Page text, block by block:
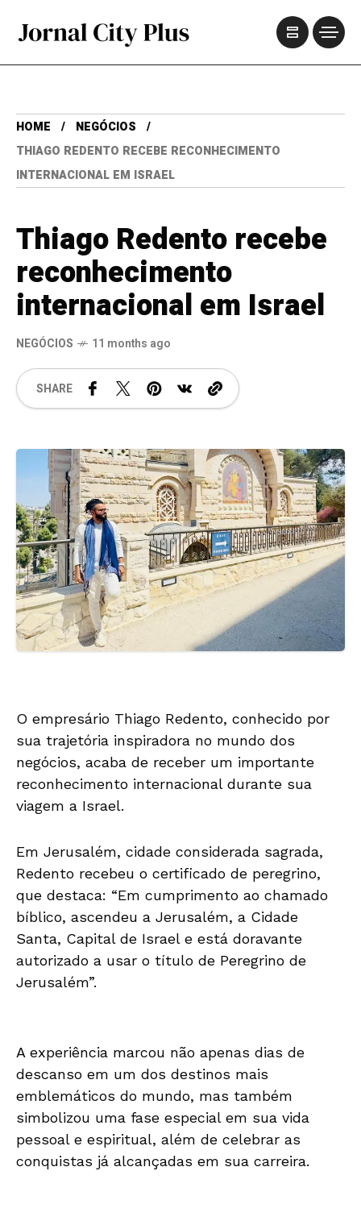
HOME
NEGÓCIOS
THIAGO REDENTO RECEBE RECONHECIMENTO
INTERNACIONAL EM ISRAEL
Thiago Redento recebe
reconhecimento
internacional em Israel
NEGÓCIOS 11 months ago
SHARE
O empresário Thiago Redento, conhecido por
sua trajetória inspiradora no mundo dos
negócios, acaba de receber um importante
reconhecimento internacional durante sua
viagem a Israel.
Em Jerusalém, cidade considerada sagrada,
Redento recebeu o certificado de peregrino,
que destaca: “Em cumprimento ao chamado
bíblico, ascendeu a Jerusalém, a Cidade
Santa, Capital de Israel e está doravante
autorizado a usar o título de Peregrino de
Jerusalém”.
A experiência marcou não apenas dias de
descanso em um dos destinos mais
emblemáticos do mundo, mas também
simbolizou uma fase especial em sua vida
pessoal e espiritual, além de celebrar as
conquistas já alcançadas em sua carreira.